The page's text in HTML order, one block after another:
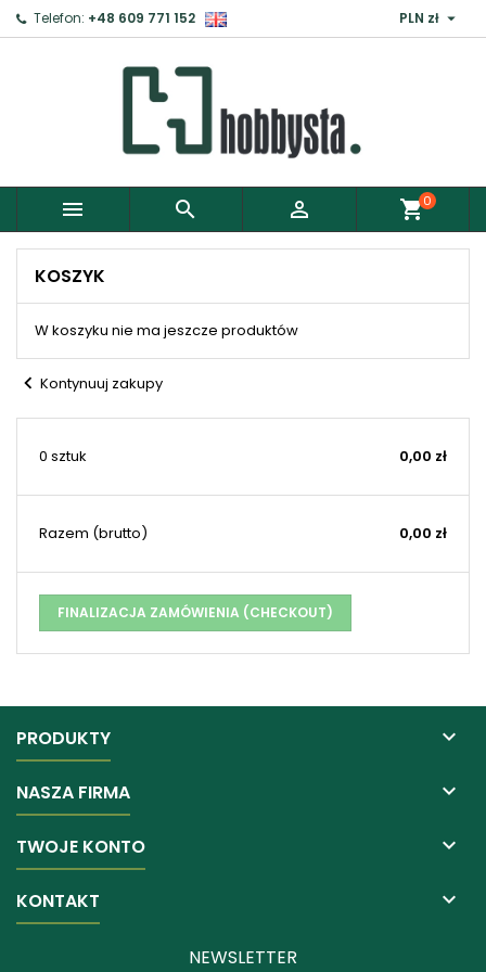
Telefon: +48 609 771 152 PLN zł 
   shopping_cart0
KOSZYK
W koszyku nie ma jeszcze produktów
chevron_left Kontynuuj zakupy
0 sztuk 0,00 zł
Razem (brutto) 0,00 zł
FINALIZACJA ZAMÓWIENIA (CHECKOUT)
PRODUKTY 
NASZA FIRMA 
TWOJE KONTO 
KONTAKT 
NEWSLETTER
Zaloguj ×
Aby zapisać produkty do Schowka, musisz się
Anuluj Zaloguj